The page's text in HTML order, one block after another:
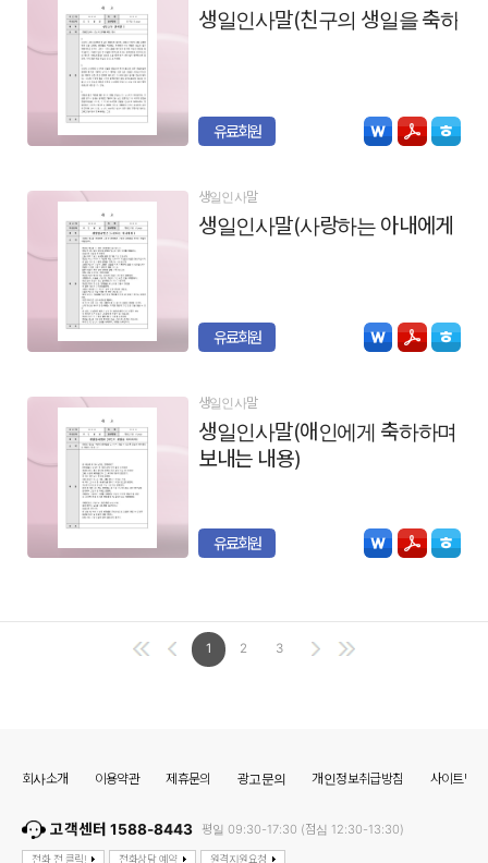
생일인사말(친구의 생일을 축하)
유료회원
생일인사말
생일인사말(사랑하는 아내에게)
유료회원
생일인사말
생일인사말(애인에게 축하하며
보내는 내용)
유료회원
1 2 3
회사소개 이용약관 제휴문의 광고문의 개인정보취급방침 사이트맵
고객센터 1588-8443 평일 09:30-17:30 (점심 12:30-13:30)
전화 전 클릭! 전화상담 예약 원격지원요청